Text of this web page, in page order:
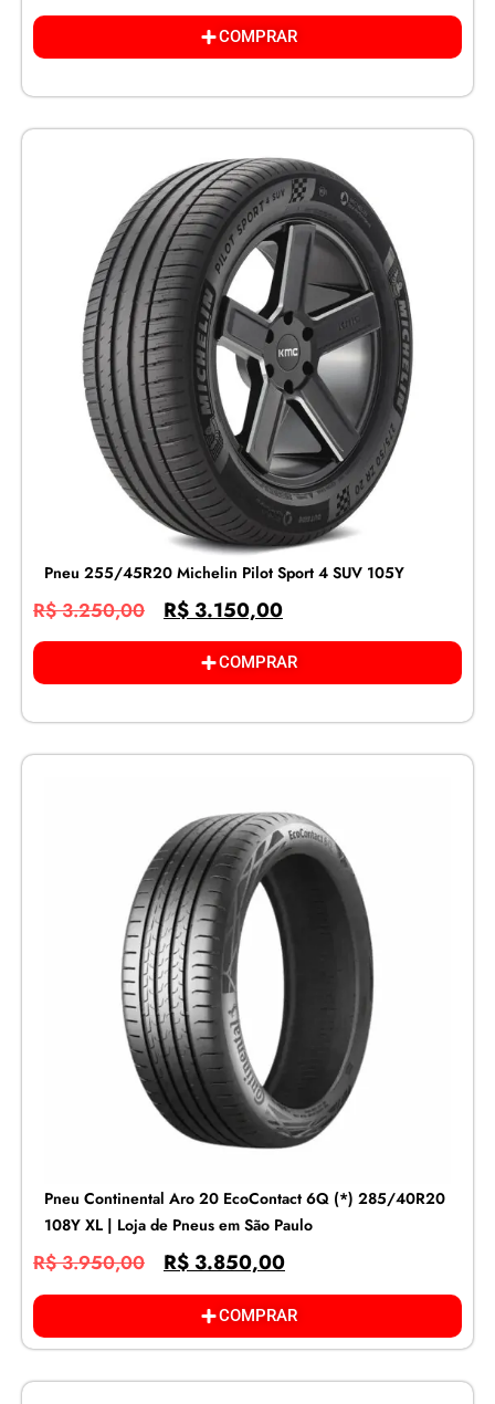
COMPRAR
Pneu 255/45R20 Michelin Pilot Sport 4 SUV 105Y
R$3.250,00 R$ 3.150,00
COMPRAR
Pneu Continental Aro 20 EcoContact 6Q (*) 285/40R20
108Y XL | Loja de Pneus em São Paulo
R$3.950,00 R$ 3.850,00
COMPRAR